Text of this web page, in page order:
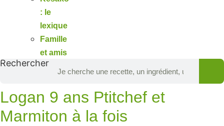
: le
lexique
Famille
et amis
Rechercher
Logan 9 ans Ptitchef et
Marmiton à la fois